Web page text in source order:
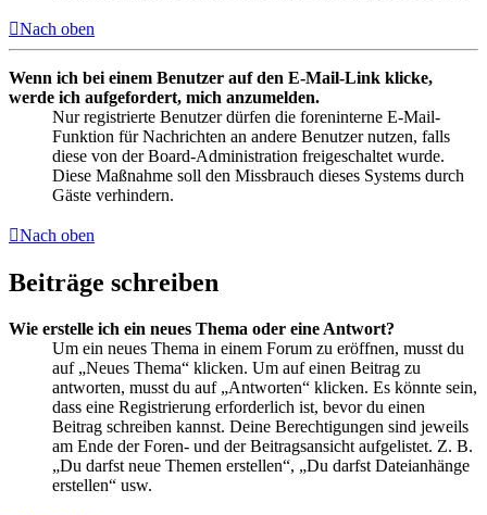
Nach oben
Wenn ich bei einem Benutzer auf den E-Mail-Link klicke,
werde ich aufgefordert, mich anzumelden.
Nur registrierte Benutzer dürfen die foreninterne E-Mail-
Funktion für Nachrichten an andere Benutzer nutzen, falls
diese von der Board-Administration freigeschaltet wurde.
Diese Maßnahme soll den Missbrauch dieses Systems durch
Gäste verhindern.
Nach oben
Beiträge schreiben
Wie erstelle ich ein neues Thema oder eine Antwort?
Um ein neues Thema in einem Forum zu eröffnen, musst du
auf „Neues Thema“ klicken. Um auf einen Beitrag zu
antworten, musst du auf „Antworten“ klicken. Es könnte sein,
dass eine Registrierung erforderlich ist, bevor du einen
Beitrag schreiben kannst. Deine Berechtigungen sind jeweils
am Ende der Foren- und der Beitragsansicht aufgelistet. Z. B.
„Du darfst neue Themen erstellen“, „Du darfst Dateianhänge
erstellen“ usw.